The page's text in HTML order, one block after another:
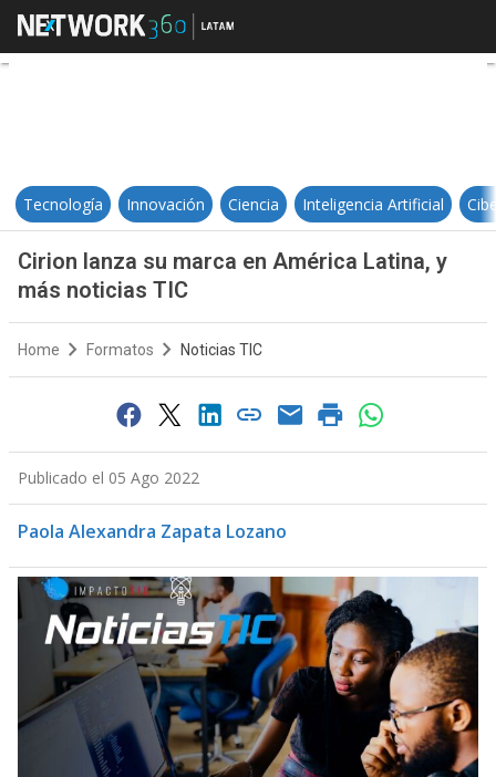
Cirion lanza su marca en
Tecnología Innovación Ciencia Inteligencia Artificial
Cirion lanza su marca en América Latina, y
más noticias TIC
Home Formatos Noticias TIC
Publicado el 05 Ago 2022
Paola Alexandra Zapata Lozano